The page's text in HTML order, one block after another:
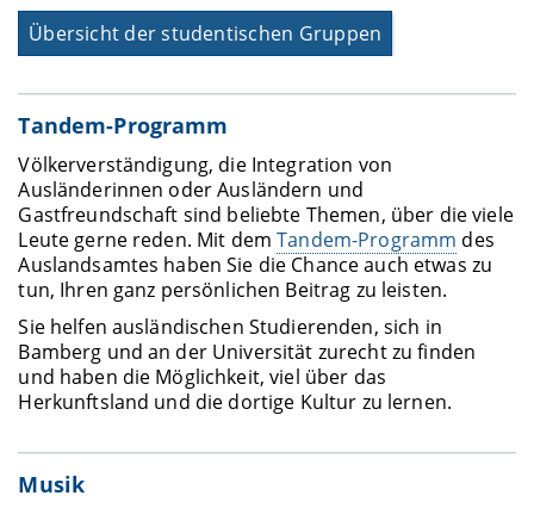
Übersicht der studentischen Gruppen
Tandem-Programm
Völkerverständigung, die Integration von
Ausländerinnen oder Ausländern und
Gastfreundschaft sind beliebte Themen, über die viele
Leute gerne reden. Mit demTandem-Programm des
Auslandsamtes haben Sie die Chance auch etwas zu
tun, Ihren ganz persönlichen Beitrag zu leisten.
Sie helfen ausländischen Studierenden, sich in
Bamberg und an der Universität zurecht zu finden
und haben die Möglichkeit, viel über das
Herkunftsland und die dortige Kultur zu lernen.
Musik